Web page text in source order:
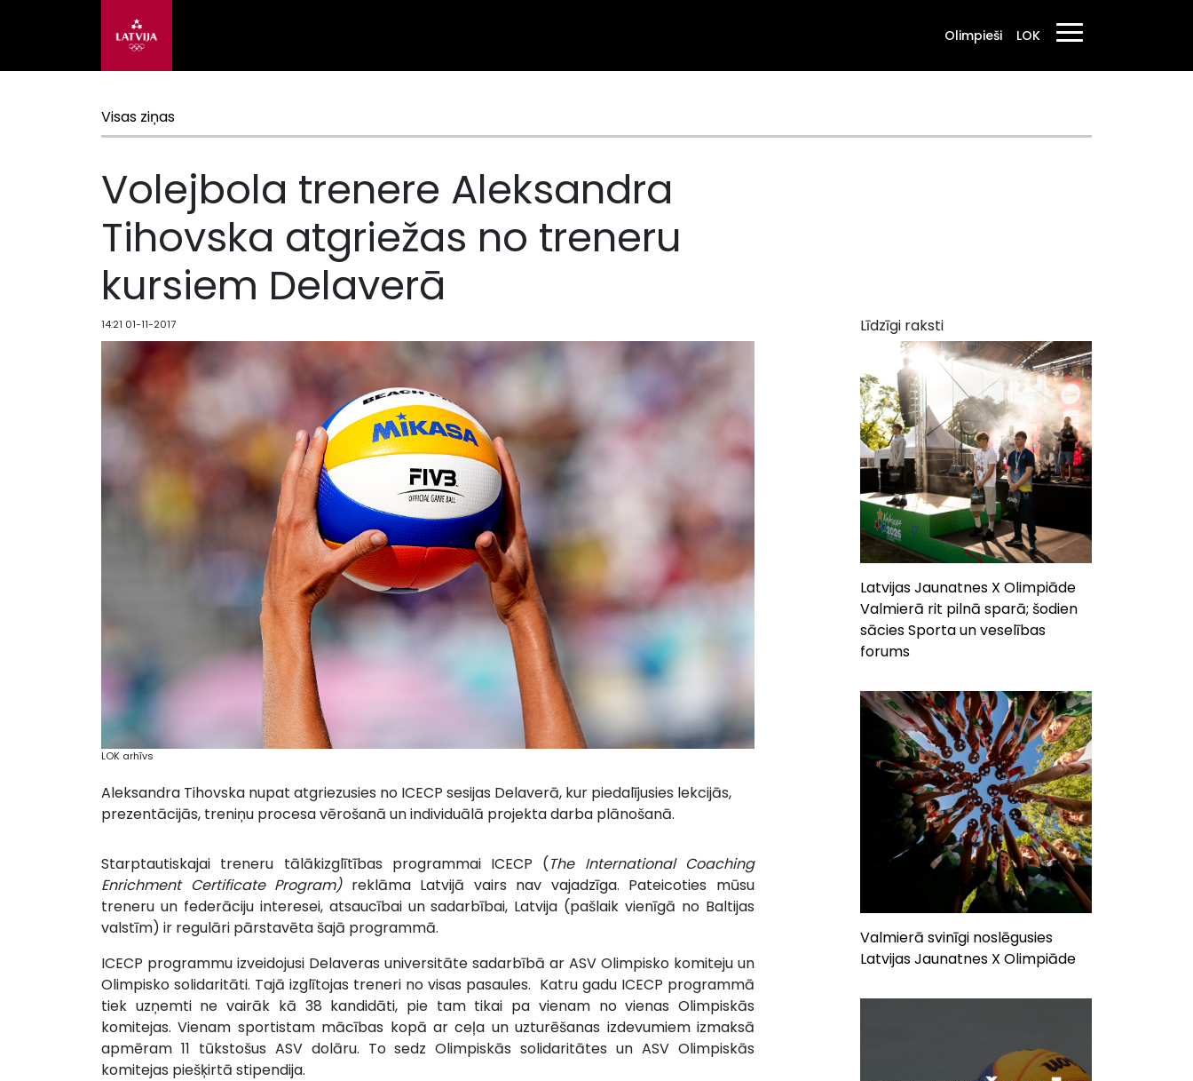
Olimpieši LOK
Visas ziņas
Volejbola trenere Aleksandra
Tihovska atgriežas no treneru
kursiem Delaverā
14:21 01-11-2017
LOK arhīvs
Aleksandra Tihovska nupat atgriezusies no ICECP sesijas Delaverā, kur piedalījusies lekcijās,
prezentācijās, treniņu procesa vērošanā un individuālā projekta darba plānošanā.
Starptautiskajai treneru tālākizglītības programmai ICECP (The International Coaching
Enrichment Certificate Program) reklāma Latvijā vairs nav vajadzīga. Pateicoties mūsu
treneru un federāciju interesei, atsaucībai un sadarbībai, Latvija (pašlaik vienīgā no Baltijas
valstīm) ir regulāri pārstavēta šajā programmā.
ICECP programmu izveidojusi Delaveras universitāte sadarbībā ar ASV Olimpisko komiteju un
Olimpisko solidaritāti. Tajā izglītojas treneri no visas pasaules. Katru gadu ICECP programmā
tiek uzņemti ne vairāk kā 38 kandidāti, pie tam tikai pa vienam no vienas Olimpiskās
komitejas. Vienam sportistam mācības kopā ar ceļa un uzturēšanas izdevumiem izmaksā
apmēram 11 tūkstošus ASV dolāru. To sedz Olimpiskās solidaritātes un ASV Olimpiskās
komitejas piešķirtā stipendija.
Līdzīgi raksti
Latvijas Jaunatnes X Olimpiāde
Valmierā rit pilnā sparā; šodien
sācies Sporta un veselības
forums
Valmierā svinīgi noslēgusies
Latvijas Jaunatnes X Olimpiāde